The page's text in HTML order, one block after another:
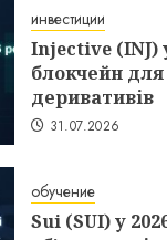
инвестиции
Injective (INJ)
блокчейн для
деривативів
31.07.2026
обучение
Sui (SUI) у